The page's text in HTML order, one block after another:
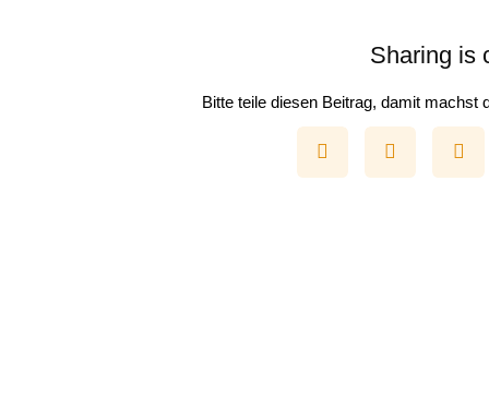
Sharing is
Bitte teile diesen Beitrag, damit machst